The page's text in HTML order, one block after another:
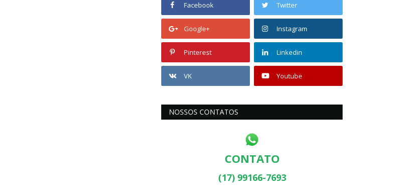
Facebook Twitter
Google+ Instagram
Pinterest Linkedin
VK Youtube
NOSSOS CONTATOS
CONTATO
(17) 99166-7693